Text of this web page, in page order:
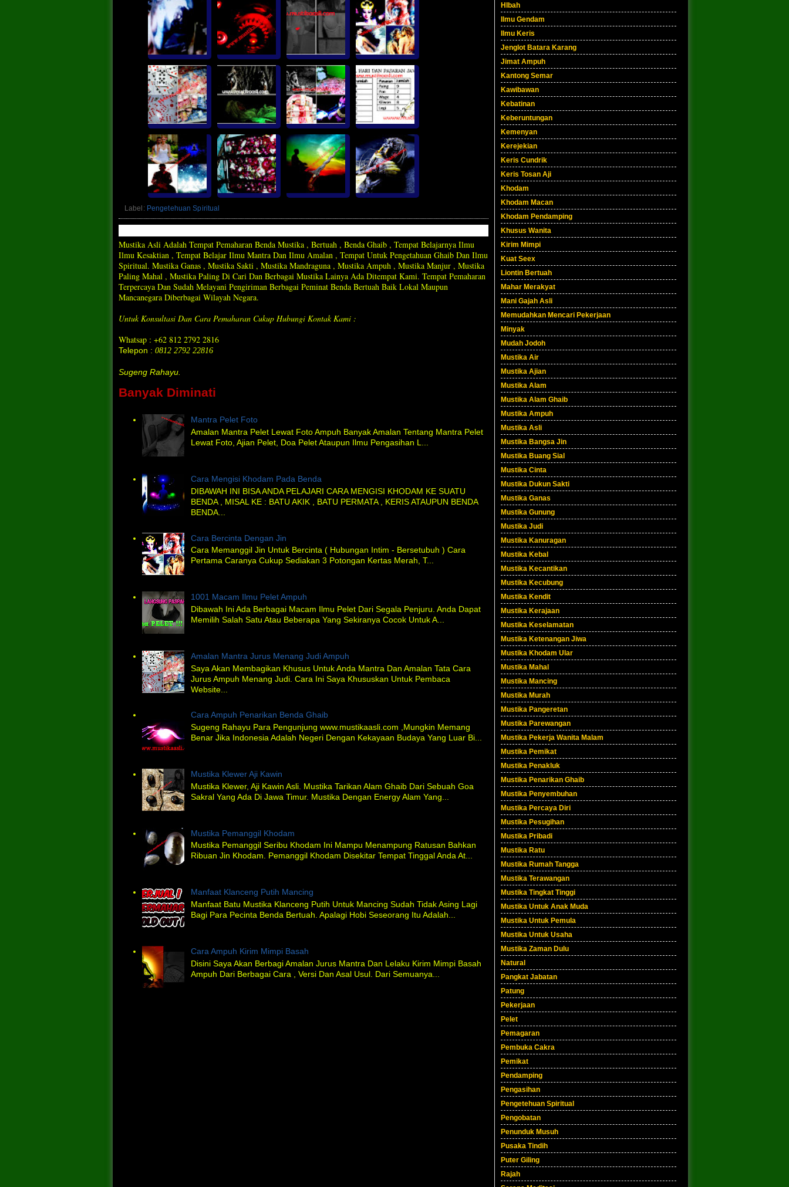
Label: Pengetehuan Spiritual
Mustika Asli Adalah Tempat Pemaharan Benda Mustika , Bertuah , Benda Ghaib , Tempat Belajarnya Ilmu
Ilmu Kesaktian , Tempat Belajar Ilmu Mantra Dan Ilmu Amalan , Tempat Untuk Pengetahuan Ghaib Dan Ilmu
Spiritual. Mustika Ganas , Mustika Sakti , Mustika Mandraguna , Mustika Ampuh , Mustika Manjur , Mustika
Paling Mahal , Mustika Paling Di Cari Dan Berbagai Mustika Lainya Ada Ditempat Kami. Tempat Pemaharan
Terpercaya Dan Sudah Melayani Pengiriman Berbagai Peminat Benda Bertuah Baik Lokal Maupun
Mancanegara Diberbagai Wilayah Negara.
Untuk Konsultasi Dan Cara Pemaharan Cukup Hubungi Kontak Kami :
Whatsap : +62 812 2792 2816
Telepon : 0812 2792 22816
Sugeng Rahayu.
Banyak Diminati
Mantra Pelet Foto
Amalan Mantra Pelet Lewat Foto Ampuh Banyak Amalan Tentang Mantra Pelet
Lewat Foto, Ajian Pelet, Doa Pelet Ataupun Ilmu Pengasihan L...
Cara Mengisi Khodam Pada Benda
DIBAWAH INI BISA ANDA PELAJARI CARA MENGISI KHODAM KE SUATU
BENDA , MISAL KE : BATU AKIK , BATU PERMATA , KERIS ATAUPUN BENDA
BENDA...
Cara Bercinta Dengan Jin
Cara Memanggil Jin Untuk Bercinta ( Hubungan Intim - Bersetubuh ) Cara
Pertama Caranya Cukup Sediakan 3 Potongan Kertas Merah, T...
1001 Macam Ilmu Pelet Ampuh
Dibawah Ini Ada Berbagai Macam Ilmu Pelet Dari Segala Penjuru. Anda Dapat
Memilih Salah Satu Atau Beberapa Yang Sekiranya Cocok Untuk A...
Amalan Mantra Jurus Menang Judi Ampuh
Saya Akan Membagikan Khusus Untuk Anda Mantra Dan Amalan Tata Cara
Jurus Ampuh Menang Judi. Cara Ini Saya Khususkan Untuk Pembaca
Website...
Cara Ampuh Penarikan Benda Ghaib
Sugeng Rahayu Para Pengunjung www.mustikaasli.com ,Mungkin Memang
Benar Jika Indonesia Adalah Negeri Dengan Kekayaan Budaya Yang Luar Bi...
Mustika Klewer Aji Kawin
Mustika Klewer, Aji Kawin Asli. Mustika Tarikan Alam Ghaib Dari Sebuah Goa
Sakral Yang Ada Di Jawa Timur. Mustika Dengan Energy Alam Yang...
Mustika Pemanggil Khodam
Mustika Pemanggil Seribu Khodam Ini Mampu Menampung Ratusan Bahkan
Ribuan Jin Khodam. Pemanggil Khodam Disekitar Tempat Tinggal Anda At...
Manfaat Klanceng Putih Mancing
Manfaat Batu Mustika Klanceng Putih Untuk Mancing Sudah Tidak Asing Lagi
Bagi Para Pecinta Benda Bertuah. Apalagi Hobi Seseorang Itu Adalah...
Cara Ampuh Kirim Mimpi Basah
Disini Saya Akan Berbagi Amalan Jurus Mantra Dan Lelaku Kirim Mimpi Basah
Ampuh Dari Berbagai Cara , Versi Dan Asal Usul. Dari Semuanya...
HIbah
Ilmu Gendam
Ilmu Keris
Jenglot Batara Karang
Jimat Ampuh
Kantong Semar
Kawibawan
Kebatinan
Keberuntungan
Kemenyan
Kerejekian
Keris Cundrik
Keris Tosan Aji
Khodam
Khodam Macan
Khodam Pendamping
Khusus Wanita
Kirim Mimpi
Kuat Seex
Liontin Bertuah
Mahar Merakyat
Mani Gajah Asli
Memudahkan Mencari Pekerjaan
Minyak
Mudah Jodoh
Mustika Air
Mustika Ajian
Mustika Alam
Mustika Alam Ghaib
Mustika Ampuh
Mustika Asli
Mustika Bangsa Jin
Mustika Buang Sial
Mustika Cinta
Mustika Dukun Sakti
Mustika Ganas
Mustika Gunung
Mustika Judi
Mustika Kanuragan
Mustika Kebal
Mustika Kecantikan
Mustika Kecubung
Mustika Kendit
Mustika Kerajaan
Mustika Keselamatan
Mustika Ketenangan Jiwa
Mustika Khodam Ular
Mustika Mahal
Mustika Mancing
Mustika Murah
Mustika Pangeretan
Mustika Parewangan
Mustika Pekerja Wanita Malam
Mustika Pemikat
Mustika Penakluk
Mustika Penarikan Ghaib
Mustika Penyembuhan
Mustika Percaya Diri
Mustika Pesugihan
Mustika Pribadi
Mustika Ratu
Mustika Rumah Tangga
Mustika Terawangan
Mustika Tingkat Tinggi
Mustika Untuk Anak Muda
Mustika Untuk Pemula
Mustika Untuk Usaha
Mustika Zaman Dulu
Natural
Pangkat Jabatan
Patung
Pekerjaan
Pelet
Pemagaran
Pembuka Cakra
Pemikat
Pendamping
Pengasihan
Pengetehuan Spiritual
Pengobatan
Penunduk Musuh
Pusaka Tindih
Puter Giling
Rajah